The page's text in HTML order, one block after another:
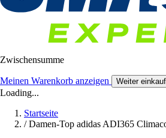
Zwischensumme
Meinen Warenkorb anzeigen Weiter
Loading...
Startseite
/ Damen-Top adidas ADI365